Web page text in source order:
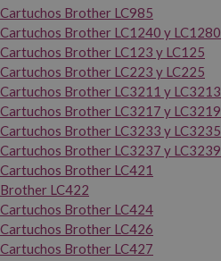
Cartuchos Brother LC985
Cartuchos Brother LC1240 y LC1280
Cartuchos Brother LC123 y LC125
Cartuchos Brother LC223 y LC225
Cartuchos Brother LC3211 y LC3213
Cartuchos Brother LC3217 y LC3219
Cartuchos Brother LC3233 y LC3235
Cartuchos Brother LC3237 y LC3239
Cartuchos Brother LC421
Brother LC422
Cartuchos Brother LC424
Cartuchos Brother LC426
Cartuchos Brother LC427